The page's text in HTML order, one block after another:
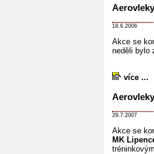
18.6.2006
Akce se
neděli bylo
více ...
29.7.2007
Akce se
MK